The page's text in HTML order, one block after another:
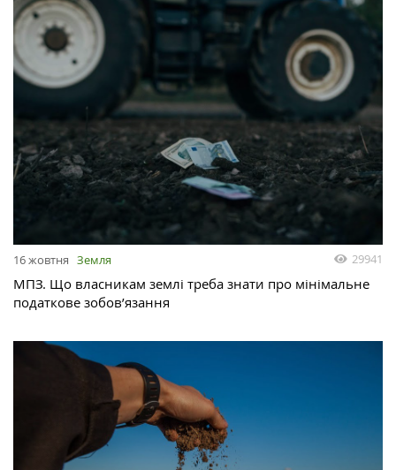
16 жовтня Земля 29941
МПЗ. Що власникам землі треба знати про мінімальне
податкове зобов’язання